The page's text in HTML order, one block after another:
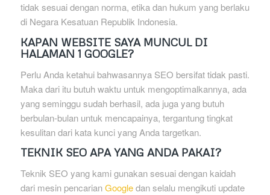
tidak sesuai dengan norma, etika dan hukum yang berlaku
di Negara Kesatuan Republik Indonesia.
KAPAN WEBSITE SAYA MUNCUL DI
HALAMAN 1 GOOGLE?
Perlu Anda ketahui bahwasannya SEO bersifat tidak pasti.
Maka dari itu butuh waktu untuk mengoptimalkannya, ada
yang seminggu sudah berhasil, ada juga yang butuh
berbulan-bulan untuk mencapainya, tergantung tingkat
kesulitan dari kata kunci yang Anda targetkan.
TEKNIK SEO APA YANG ANDA PAKAI?
Teknik SEO yang kami gunakan sesuai dengan kaidah
dari mesin pencarianGoogledan selalu mengikuti update